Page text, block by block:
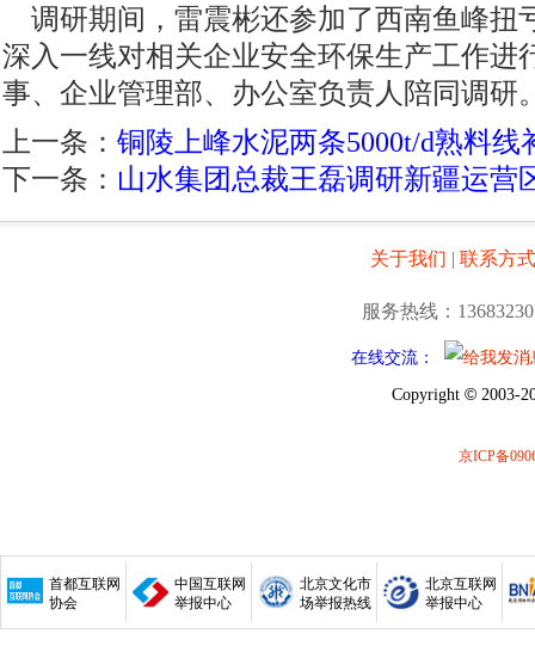
调研期间，雷震彬还参加了西南鱼峰扭
深入一线对相关企业安全环保生产工作进
事、企业管理部、办公室负责人陪同调研
上一条： 铜陵上峰水泥两条5000t/d熟料线
下一条： 山水集团总裁王磊调研新疆运营
关于我们 | 联系方式
服务热线：
在线交流：
Copyright © 2003-
京ICP备
首都互联网
协会
中国互联网
举报中心
北京文化市
场举报热线
北京互联网
举报中心